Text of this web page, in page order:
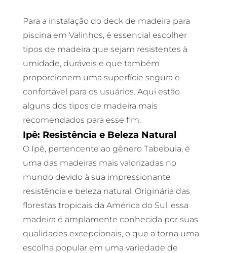
Para a instalação do deck de madeira para
piscina em Valinhos, é essencial escolher
tipos de madeira que sejam resistentes à
umidade, duráveis e que também
proporcionem uma superfície segura e
confortável para os usuários. Aqui estão
alguns dos tipos de madeira mais
recomendados para esse fim:
Ipê: Resistência e Beleza Natural
O Ipê, pertencente ao gênero Tabebuia, é
uma das madeiras mais valorizadas no
mundo devido à sua impressionante
resistência e beleza natural. Originária das
florestas tropicais da América do Sul, essa
madeira é amplamente conhecida por suas
qualidades excepcionais, o que a torna uma
escolha popular em uma variedade de